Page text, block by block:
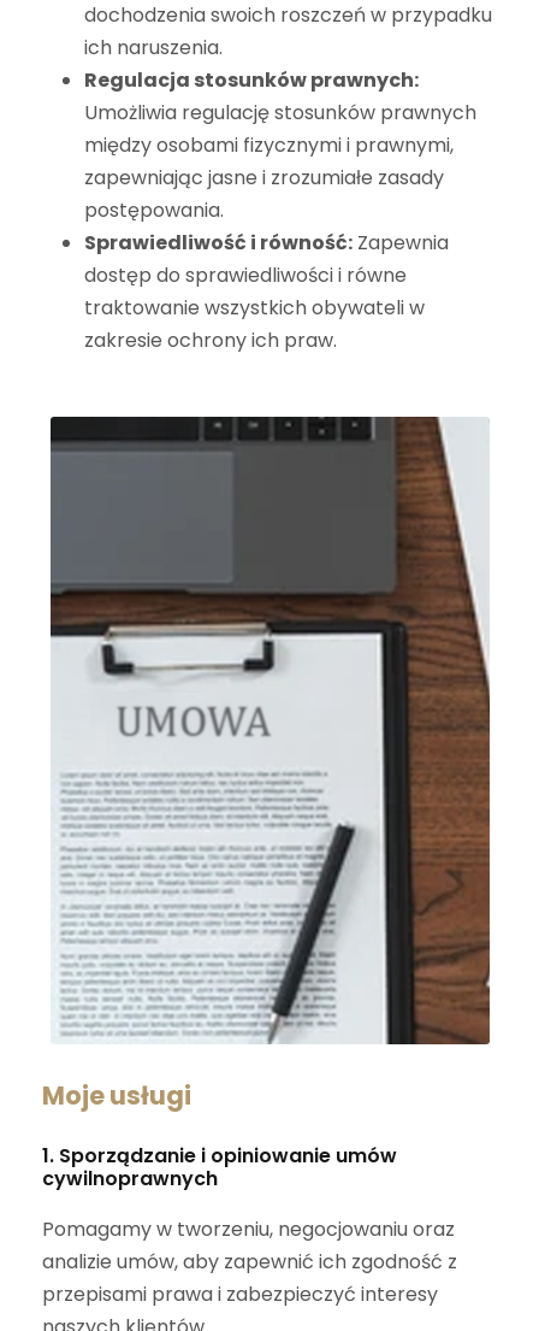
dochodzenia swoich roszczeń w przypadku
ich naruszenia.
Regulacja stosunków prawnych:
Umożliwia regulację stosunków prawnych
między osobami fizycznymi i prawnymi,
zapewniając jasne i zrozumiałe zasady
postępowania.
Sprawiedliwość i równość: Zapewnia
dostęp do sprawiedliwości i równe
traktowanie wszystkich obywateli w
zakresie ochrony ich praw.
Moje usługi
1. Sporządzanie i opiniowanie umów
cywilnoprawnych
Pomagamy w tworzeniu, negocjowaniu oraz
analizie umów, aby zapewnić ich zgodność z
przepisami prawa i zabezpieczyć interesy